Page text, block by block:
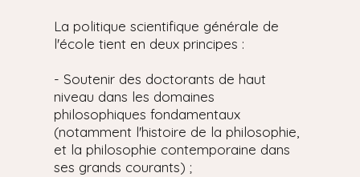
La politique scientifique générale de
l'école tient en deux principes :
- Soutenir des doctorants de haut
niveau dans les domaines
philosophiques fondamentaux
(notamment l'histoire de la philosophie,
et la philosophie contemporaine dans
ses grands courants) ;